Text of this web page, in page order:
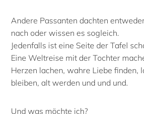
Andere Passanten dachten
nach oder wissen es sogleich.
Jedenfalls ist eine Seite der Tafel
Eine Weltreise mit der Tochter
Herzen lachen, wahre Liebe finden,
bleiben, alt werden und und und.
Und was möchte ich?